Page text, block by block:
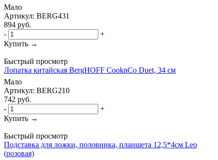
Мало
Артикул: BERG431
894 руб.
-
+
Купить →
Быстрый просмотр
Лопатка китайская BergHOFF CooknCo Duet, 34 см
Мало
Артикул: BERG210
742 руб.
-
+
Купить →
Быстрый просмотр
Подставка для ложки, половника, планшета 12,5*4см Leo
(розовая)